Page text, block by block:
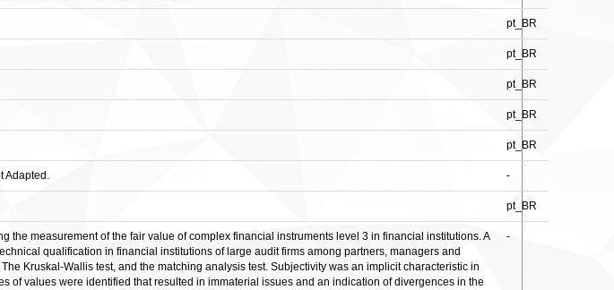
pt_BR
pt_BR
pt_BR
pt_BR
pt_BR
Adapted. -
pt_BR
the measurement of the fair value of complex financial instruments level 3 in financial institutions. A
qualification in financial institutions of large audit firms among partners, managers and
Kruskal-Wallis test, and the matching analysis test. Subjectivity was an implicit characteristic in
of values were identified that resulted in immaterial issues and an indication of divergences in the
-